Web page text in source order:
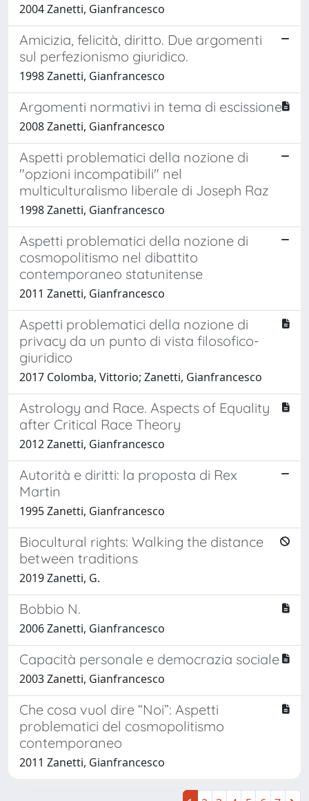
2004 Zanetti, Gianfrancesco
Amicizia, felicità, diritto. Due argomenti
sul perfezionismo giuridico.
1998 Zanetti, Gianfrancesco
Argomenti normativi in tema di escissione
2008 Zanetti, Gianfrancesco
Aspetti problematici della nozione di
"opzioni incompatibili" nel
multiculturalismo liberale di Joseph Raz
1998 Zanetti, Gianfrancesco
Aspetti problematici della nozione di
cosmopolitismo nel dibattito
contemporaneo statunitense
2011 Zanetti, Gianfrancesco
Aspetti problematici della nozione di
privacy da un punto di vista filosofico-
giuridico
2017 Colomba, Vittorio; Zanetti, Gianfrancesco
Astrology and Race. Aspects of Equality
after Critical Race Theory
2012 Zanetti, Gianfrancesco
Autorità e diritti: la proposta di Rex
Martin
1995 Zanetti, Gianfrancesco
Biocultural rights: Walking the distance
between traditions
2019 Zanetti, G.
Bobbio N.
2006 Zanetti, Gianfrancesco
Capacità personale e democrazia sociale
2003 Zanetti, Gianfrancesco
Che cosa vuol dire “Noi”: Aspetti
problematici del cosmopolitismo
contemporaneo
2011 Zanetti, Gianfrancesco